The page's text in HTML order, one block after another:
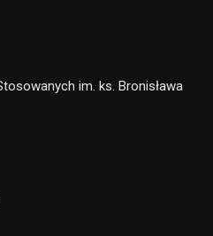
im. ks. Bronisława